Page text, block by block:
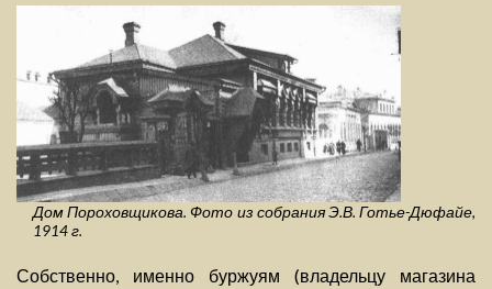
Дом Пороховщикова. Фото из собрания Э.В. Готье-Дюфайе,
1914 г.
Собственно, именно буржуям (владельцу магазина